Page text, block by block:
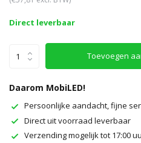
Direct leverbaar
Toevoegen
Daarom MobiLED!
Persoonlijke aandacht, fijne
Direct uit voorraad leverbaar
Verzending mogelijk tot 17:00